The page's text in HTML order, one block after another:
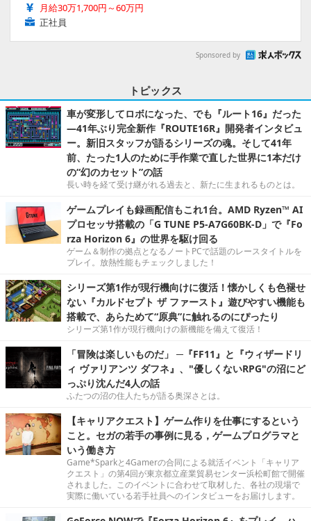
月給30万1,700円～60万円
正社員
Sponsored by
トピックス
車が変形してロボになった、でも『ルート16』だった
―41年ぶり完全新作『ROUTE16R』開発者インタビュ
ー。新旧スタッフが語るシリーズの魂。そして41年
前、たった1人のために手作業で直した世界に1本だけ
の“幻のカセット”の話
長い時を経て受け継がれる過去と、新たに生まれるものとは。
ゲームプレイも録画配信もこれ1台。AMD Ryzen™ AI
プロセッサ搭載の「G TUNE P5-A7G60BK-D」で『Fo
rza Horizon 6』の世界を駆け回る
ゲーム＆制作の拠点となるノートPCで話題のレースタイトルを
プレイ。放熱性能もチェックしました！
シリーズ第1作が現行機向けに復活！懐かしくも色褪せ
ない『カルドセプト ザ ファースト』遊びやすい機能も
搭載で、あらためて“原典”に触れるのにぴったり
シリーズ第1作が現行機向けの新機能を備えて復活！
「冒険は楽しいものだ」 ─『FF11』と『ウィザードリ
ィ ヴァリアンツ ダフネ』、"優しくないRPG"の沼にど
っぷり沈んだ4人の話
ふたつの沼の住人たちが語る奥深さとは。
【キャリアクエスト】ゲーム作りを仕事にするという
こと。セガの若手の事例に見る，ゲームプログラマと
いう働き方
Game*Sparkと4Gamerの合同による就活イベント「キャリア
クエスト」の第4回が東京都立産業貿易センター浜松町館で開催
されました。このイベントに合わせて取材した、各社の現場で
実際に働いている若手社員へのインタビューをお届けします。